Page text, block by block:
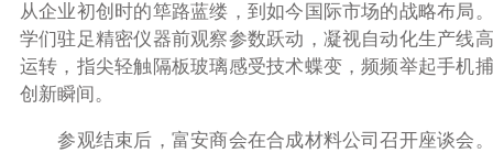
从企业初创时的筚路蓝缕，到如今国际市场的战略布局
学们驻足精密仪器前观察参数跃动，凝视自动化生产线
运转，指尖轻触隔板玻璃感受技术蝶变，频频举起手机
创新瞬间。
参观结束后，富安商会在合成材料公司召开座谈会